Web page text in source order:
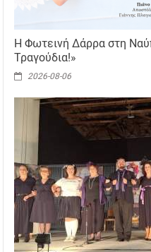
Η Φωτεινή Δάρρα στη
Τραγούδια!»
2026-08-06